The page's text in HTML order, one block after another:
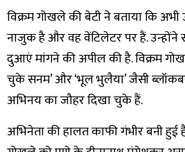
विक्रम गोखले की बेटी ने बताया कि
नाजुक है और वह वेंटिलेटर पर हैं.
दुआएं मांगने की अपील की है. विक्रम
चुके सनम’ और ‘भूल भुलैया’ जैसी
अभिनय का जौहर दिखा चुके हैं.
अभिनेता की हालत काफी गंभीर बनी हुई